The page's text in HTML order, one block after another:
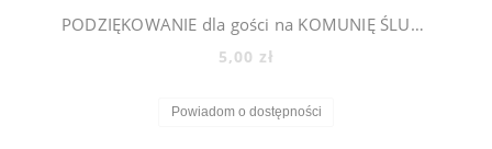
PODZIĘKOWANIE dla gości na KOMUNIĘ ŚLUB CHRZEST - mini słoiczki + cukierki lentilki, 500_7
5,00 zł
Powiadom o dostępności